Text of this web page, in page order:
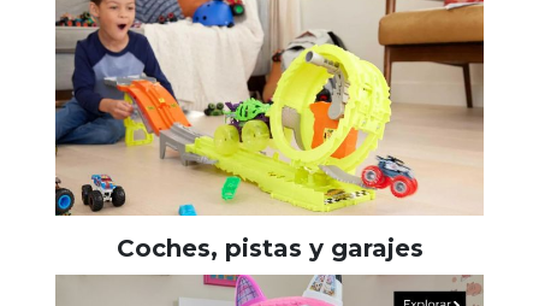
Coches, pistas y garajes